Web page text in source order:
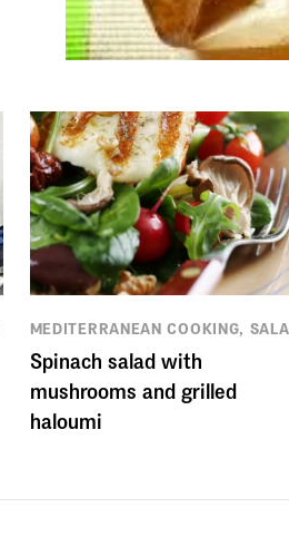
MEDITERRANEAN COOKING,
Spinach salad with
mushrooms and grilled
haloumi